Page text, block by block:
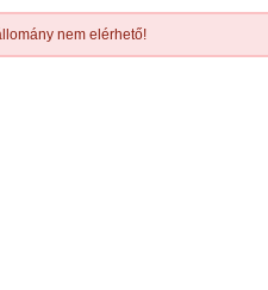
nem elérhető!